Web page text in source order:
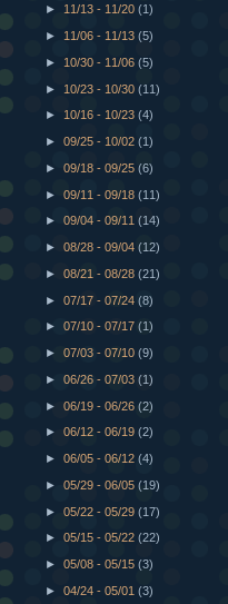
► 11/13 - 11/20(1)
► 11/06 - 11/13(5)
► 10/30 - 11/06(5)
► 10/23 - 10/30(11)
► 10/16 - 10/23(4)
►09/25 - 10/02(1)
►09/18 - 09/25(6)
►09/11 - 09/18(11)
►09/04 - 09/11(14)
►08/28 - 09/04(12)
►08/21 - 08/28(21)
►07/17 - 07/24(8)
►07/10 - 07/17(1)
►07/03 - 07/10(9)
►06/26 - 07/03(1)
►06/19 - 06/26(2)
►06/12 - 06/19(2)
►06/05 - 06/12(4)
►05/29 - 06/05(19)
►05/22 - 05/29(17)
►05/15 - 05/22(22)
►05/08 - 05/15(3)
►04/24 - 05/01(3)